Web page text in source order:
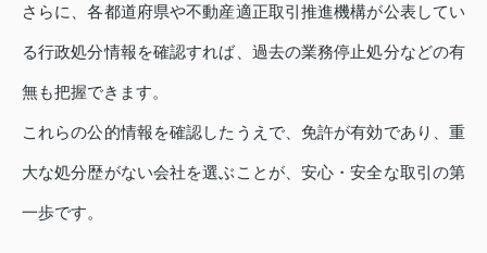
さらに、各都道府県や不動産適正取引推進機構が公表してい
る行政処分情報を確認すれば、過去の業務停止処分などの有
無も把握できます。
これらの公的情報を確認したうえで、免許が有効であり、重
大な処分歴がない会社を選ぶことが、安心・安全な取引の第
一歩です。